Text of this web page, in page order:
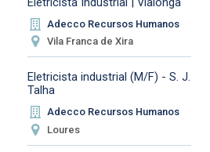
Adecco Recursos Humanos
Vila Franca de Xira
Eletricista industrial (M/F) - S. J.
Talha
Adecco Recursos Humanos
Loures